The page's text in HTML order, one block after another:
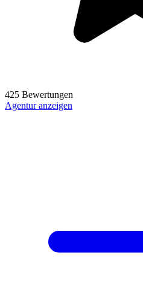
425 Bewertungen
Agentur anzeigen